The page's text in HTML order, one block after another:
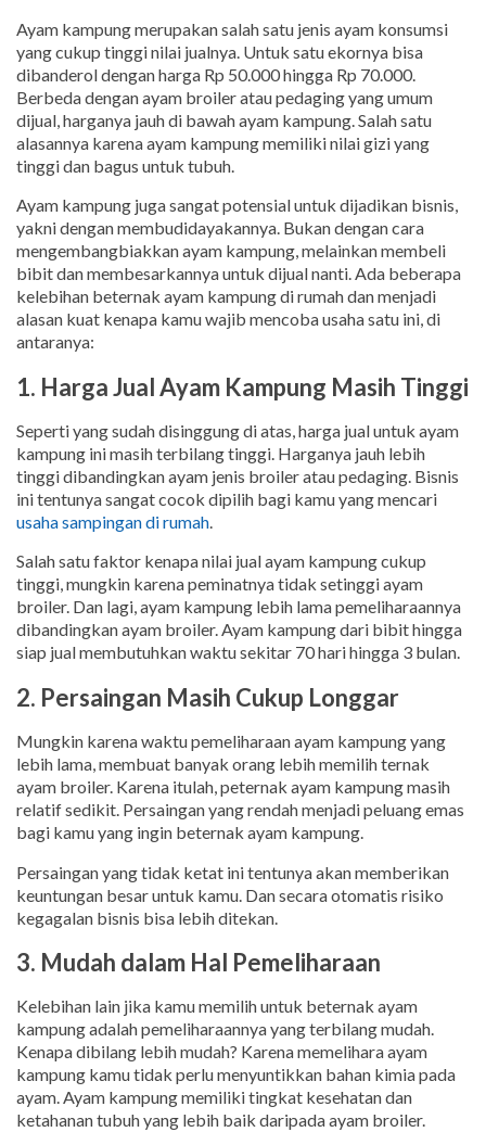
Ayam kampung merupakan salah satu jenis ayam konsumsi
yang cukup tinggi nilai jualnya. Untuk satu ekornya bisa
dibanderol dengan harga Rp 50.000 hingga Rp 70.000.
Berbeda dengan ayam broiler atau pedaging yang umum
dijual, harganya jauh di bawah ayam kampung. Salah satu
alasannya karena ayam kampung memiliki nilai gizi yang
tinggi dan bagus untuk tubuh.
Ayam kampung juga sangat potensial untuk dijadikan bisnis,
yakni dengan membudidayakannya. Bukan dengan cara
mengembangbiakkan ayam kampung, melainkan membeli
bibit dan membesarkannya untuk dijual nanti. Ada beberapa
kelebihan beternak ayam kampung di rumah dan menjadi
alasan kuat kenapa kamu wajib mencoba usaha satu ini, di
antaranya:
1. Harga Jual Ayam Kampung Masih Tinggi
Seperti yang sudah disinggung di atas, harga jual untuk ayam
kampung ini masih terbilang tinggi. Harganya jauh lebih
tinggi dibandingkan ayam jenis broiler atau pedaging. Bisnis
ini tentunya sangat cocok dipilih bagi kamu yang mencari
usaha sampingan di rumah.
Salah satu faktor kenapa nilai jual ayam kampung cukup
tinggi, mungkin karena peminatnya tidak setinggi ayam
broiler. Dan lagi, ayam kampung lebih lama pemeliharaannya
dibandingkan ayam broiler. Ayam kampung dari bibit hingga
siap jual membutuhkan waktu sekitar 70 hari hingga 3 bulan.
2. Persaingan Masih Cukup Longgar
Mungkin karena waktu pemeliharaan ayam kampung yang
lebih lama, membuat banyak orang lebih memilih ternak
ayam broiler. Karena itulah, peternak ayam kampung masih
relatif sedikit. Persaingan yang rendah menjadi peluang emas
bagi kamu yang ingin beternak ayam kampung.
Persaingan yang tidak ketat ini tentunya akan memberikan
keuntungan besar untuk kamu. Dan secara otomatis risiko
kegagalan bisnis bisa lebih ditekan.
3. Mudah dalam Hal Pemeliharaan
Kelebihan lain jika kamu memilih untuk beternak ayam
kampung adalah pemeliharaannya yang terbilang mudah.
Kenapa dibilang lebih mudah? Karena memelihara ayam
kampung kamu tidak perlu menyuntikkan bahan kimia pada
ayam. Ayam kampung memiliki tingkat kesehatan dan
ketahanan tubuh yang lebih baik daripada ayam broiler.